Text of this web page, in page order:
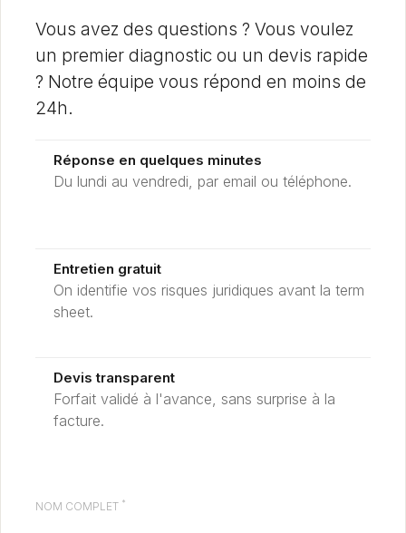
Vous avez des questions ? Vous voulez
un premier diagnostic ou un devis rapide
? Notre équipe vous répond en moins de
24h.
Réponse en quelques minutes
Du lundi au vendredi, par email ou téléphone.
Entretien gratuit
On identifie vos risques juridiques avant la term
sheet.
Devis transparent
Forfait validé à l'avance, sans surprise à la
facture.
NOM COMPLET *